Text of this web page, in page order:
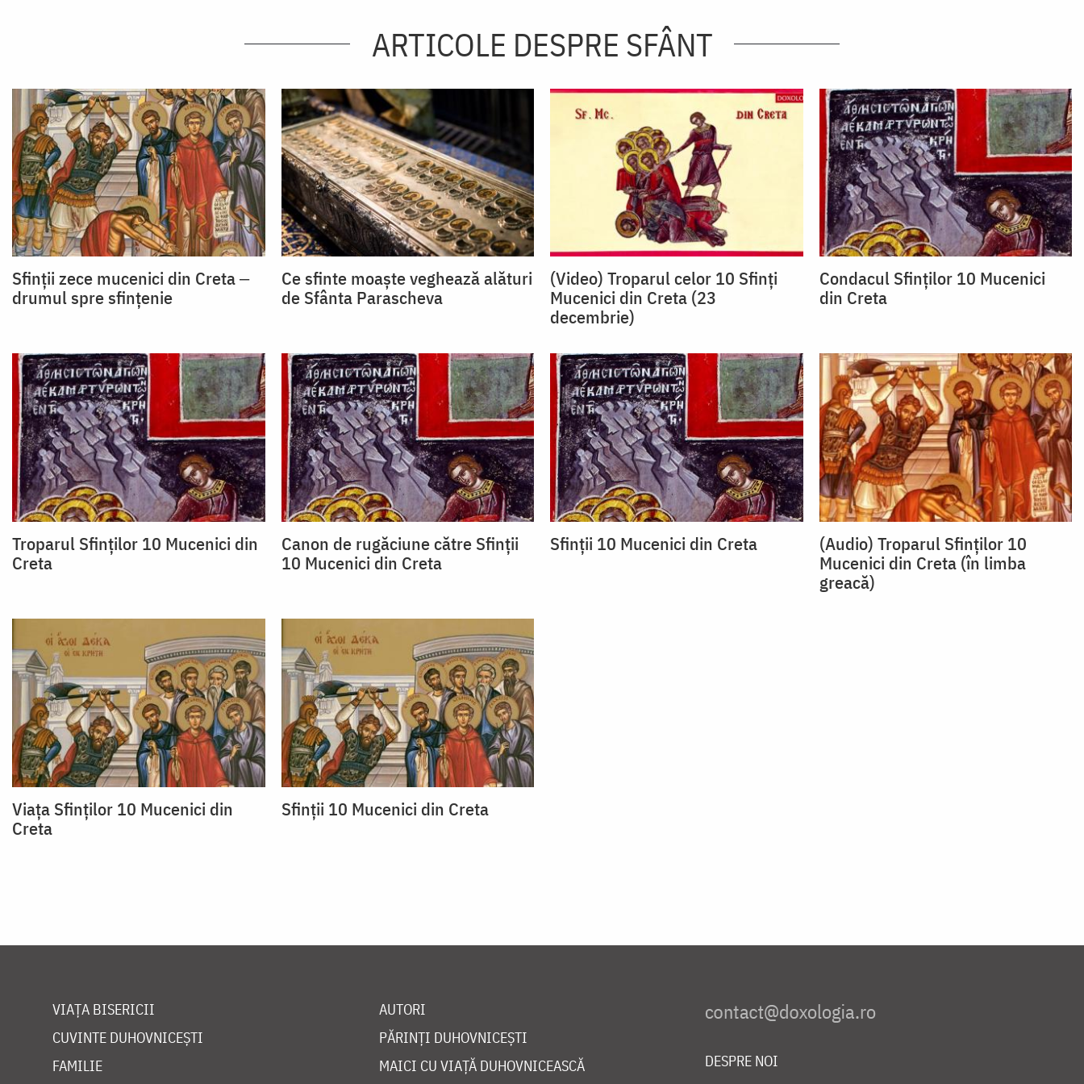
ARTICOLE DESPRE SFÂNT
Sfinții zece mucenici din Creta ‒
drumul spre sfințenie
Ce sfinte moaște veghează alături
de Sfânta Parascheva
(Video) Troparul celor 10 Sfinți
Mucenici din Creta (23
decembrie)
Condacul Sfinţilor 10 Mucenici
din Creta
Troparul Sfinţilor 10 Mucenici din
Creta
Canon de rugăciune către Sfinţii
10 Mucenici din Creta
Sfinții 10 Mucenici din Creta
(Audio) Troparul Sfinților 10
Mucenici din Creta (în limba
greacă)
Viața Sfinților 10 Mucenici din
Creta
Sfinții 10 Mucenici din Creta
VIAȚA BISERICII
CUVINTE DUHOVNICEȘTI
FAMILIE
AUTORI
PĂRINȚI DUHOVNICEȘTI
MAICI CU VIAȚĂ DUHOVNICEASCĂ
DESPRE NOI